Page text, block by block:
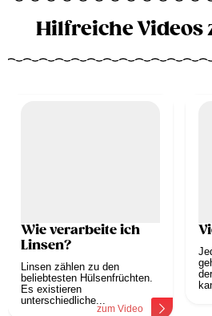
Hilfreiche Videos
Wie verarbeite ich
Linsen?
Linsen zählen zu den
beliebtesten Hülsenfrüchten.
Es existieren
unterschiedliche...
zum Video